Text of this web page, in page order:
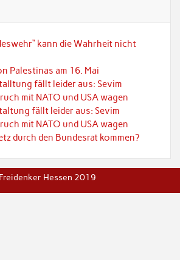
kann die Wahrheit nicht
Palestinas am 16. Mai
fällt leider aus: Sevim
mit NATO und USA wagen
fällt leider aus: Sevim
mit NATO und USA wagen
durch den Bundesrat kommen?
Hessen 2019